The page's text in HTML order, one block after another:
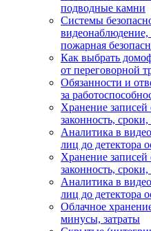
подводные камни
Системы
видеонаблюдение,
пожарная
Как выбрать
от переговорной
Обязанности и
за
Хранение
законность,
Аналитика в
лиц до детектора
Хранение
законность,
Аналитика в
лиц до детектора
Облачное
минусы, затраты